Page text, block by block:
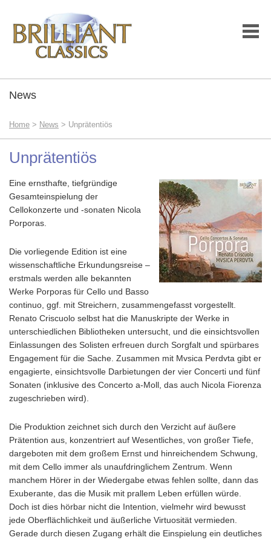
News
Home > News > Unprätentiös
Unprätentiös
Eine ernsthafte, tiefgründige
Gesamteinspielung der
Cellokonzerte und -sonaten Nicola
Porporas.
Die vorliegende Edition ist eine
wissenschaftliche Erkundungsreise –
erstmals werden alle bekannten
Werke Porporas für Cello und Basso
continuo, ggf. mit Streichern, zusammengefasst vorgestellt.
Renato Criscuolo selbst hat die Manuskripte der Werke in
unterschiedlichen Bibliotheken untersucht, und die einsichtsvollen
Einlassungen des Solisten erfreuen durch Sorgfalt und spürbares
Engagement für die Sache. Zusammen mit Mvsica Perdvta gibt er
engagierte, einsichtsvolle Darbietungen der vier Concerti und fünf
Sonaten (inklusive des Concerto a-Moll, das auch Nicola Fiorenza
zugeschrieben wird).
Die Produktion zeichnet sich durch den Verzicht auf äußere
Prätention aus, konzentriert auf Wesentliches, von großer Tiefe,
dargeboten mit dem großem Ernst und hinreichendem Schwung,
mit dem Cello immer als unaufdringlichem Zentrum. Wenn
manchem Hörer in der Wiedergabe etwas fehlen sollte, dann das
Exuberante, das die Musik mit prallem Leben erfüllen würde.
Doch ist dies hörbar nicht die Intention, vielmehr wird bewusst
jede Oberflächlichkeit und äußerliche Virtuosität vermieden.
Gerade durch diesen Zugang erhält die Einspielung ein deutliches